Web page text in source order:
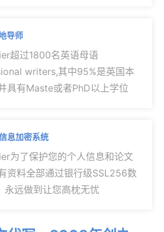
导师
超过1800名英语母语
writers,其中95%是英国本
具有Maste或者PhD以上学位
息加密系统
为了保护您的个人信息和论文
资料全部通过银行级SSL256数
永远做到让您高枕无忧